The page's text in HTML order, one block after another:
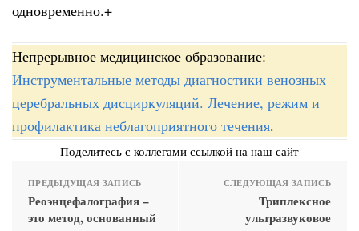
одновременно.+
Непрерывное медицинское образование:
Инструментальные методы диагностики венозных
церебральных дисциркуляций. Лечение, режим и
профилактика неблагоприятного течения.
Поделитесь с коллегами ссылкой на наш сайт
ПРЕДЫДУЩАЯ ЗАПИСЬ
Реоэнцефалография –
это метод, основанный
СЛЕДУЮЩАЯ ЗАПИСЬ
Триплексное
ультразвуковое